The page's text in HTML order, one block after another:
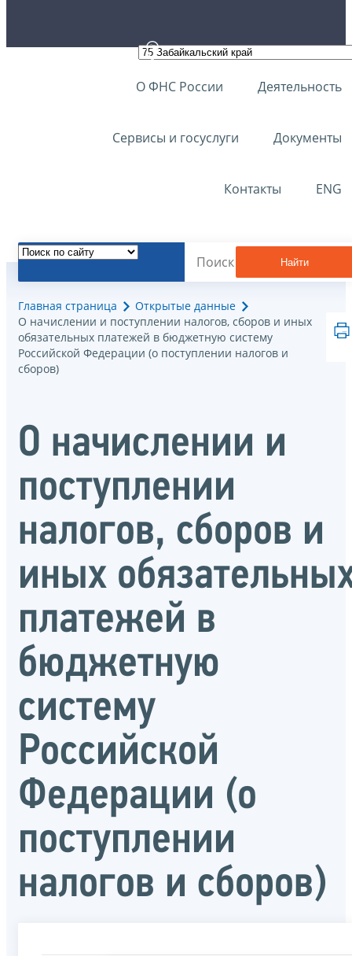
О ФНС России Деятельность
Сервисы и госуслуги Документы
Контакты ENG
Найти
Главная страница
Открытые данные
О начислении и поступлении налогов, сборов и иных
обязательных платежей в бюджетную систему
Российской Федерации (о поступлении налогов и
сборов)
О начислении и
поступлении
налогов, сборов и
иных
платежей в
бюджетную
систему
Российской
Федерации (о
поступлении
налогов и сборов)